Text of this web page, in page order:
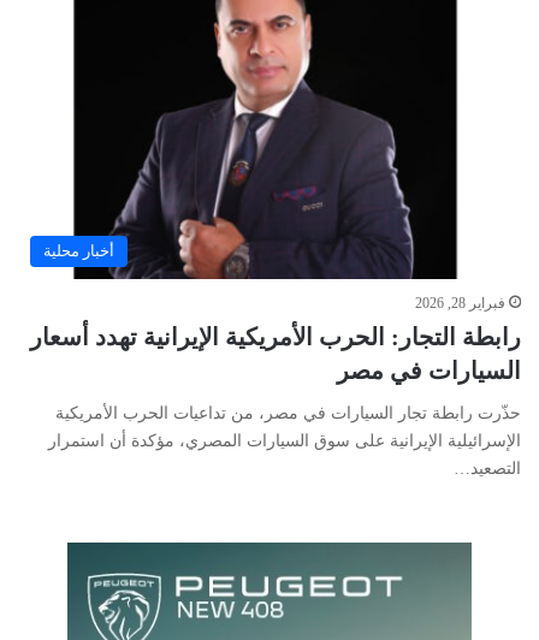
أخبار محلية
فبراير 28, 2026
رابطة التجار: الحرب الأمريكية الإيرانية تهدد أسعار
السيارات في مصر
حذّرت رابطة تجار السيارات في مصر، من تداعيات الحرب الأمريكية
الإسرائيلية الإيرانية على سوق السيارات المصري، مؤكدة أن استمرار
التصعيد…